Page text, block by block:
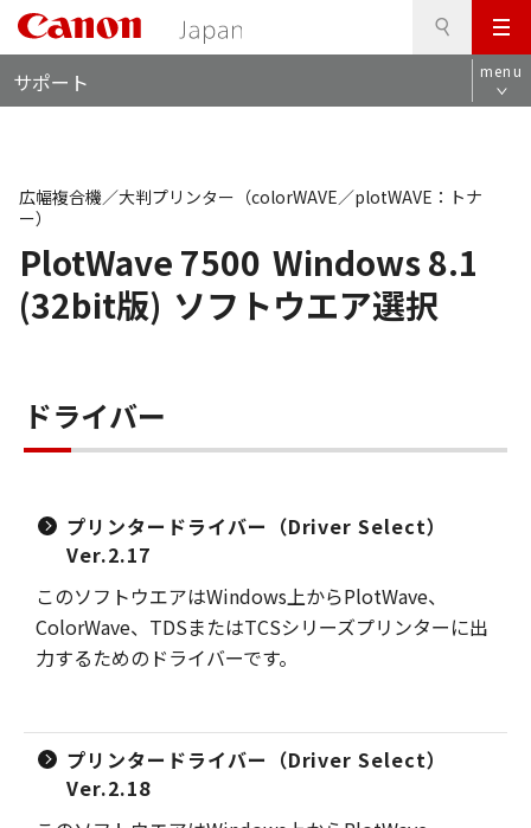
メ
ニ
ュ
サポート menu
PlotWave 7500 Windows 8.1
(32bit版) ソフトウエア選択
広幅複合機／大判プリンター（colorWAVE／plotWAVE：トナ
ー）
ドライバー
プリンタードライバー（Driver Select）
Ver.2.17
このソフトウエアはWindows上からPlotWave、
ColorWave、TDSまたはTCSシリーズプリンターに出
力するためのドライバーです。
プリンタードライバー（Driver Select）
Ver.2.18